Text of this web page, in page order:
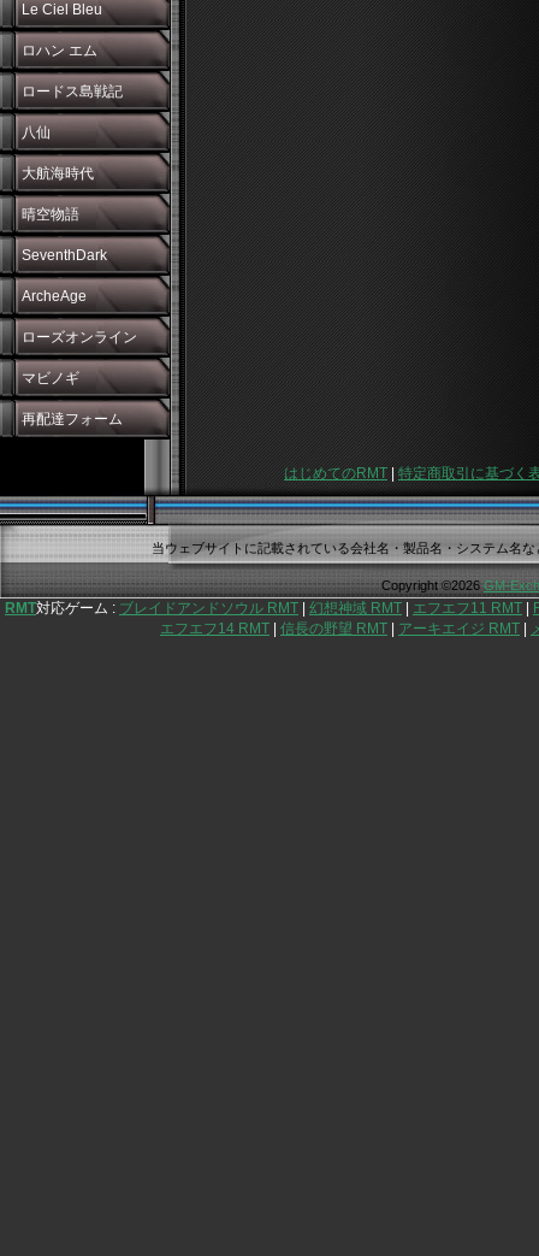
Le Ciel Bleu
ロハン エム
ロードス島戦記
八仙
大航海時代
晴空物語
SeventhDark
ArcheAge
ローズオンライン
マビノギ
再配達フォーム
はじめてのRMT| 特定商取引に基づく
当ウェブサイトに記載されている会社名・製品名・システム名
Copyright ©2026GM-
RMT対応ゲーム : ブレイドアンドソウル RMT 幻想神域 RMT エフエフ11 RMT
エフエフ14 RMT
信長の野望 RMT アーキエイジ RMT